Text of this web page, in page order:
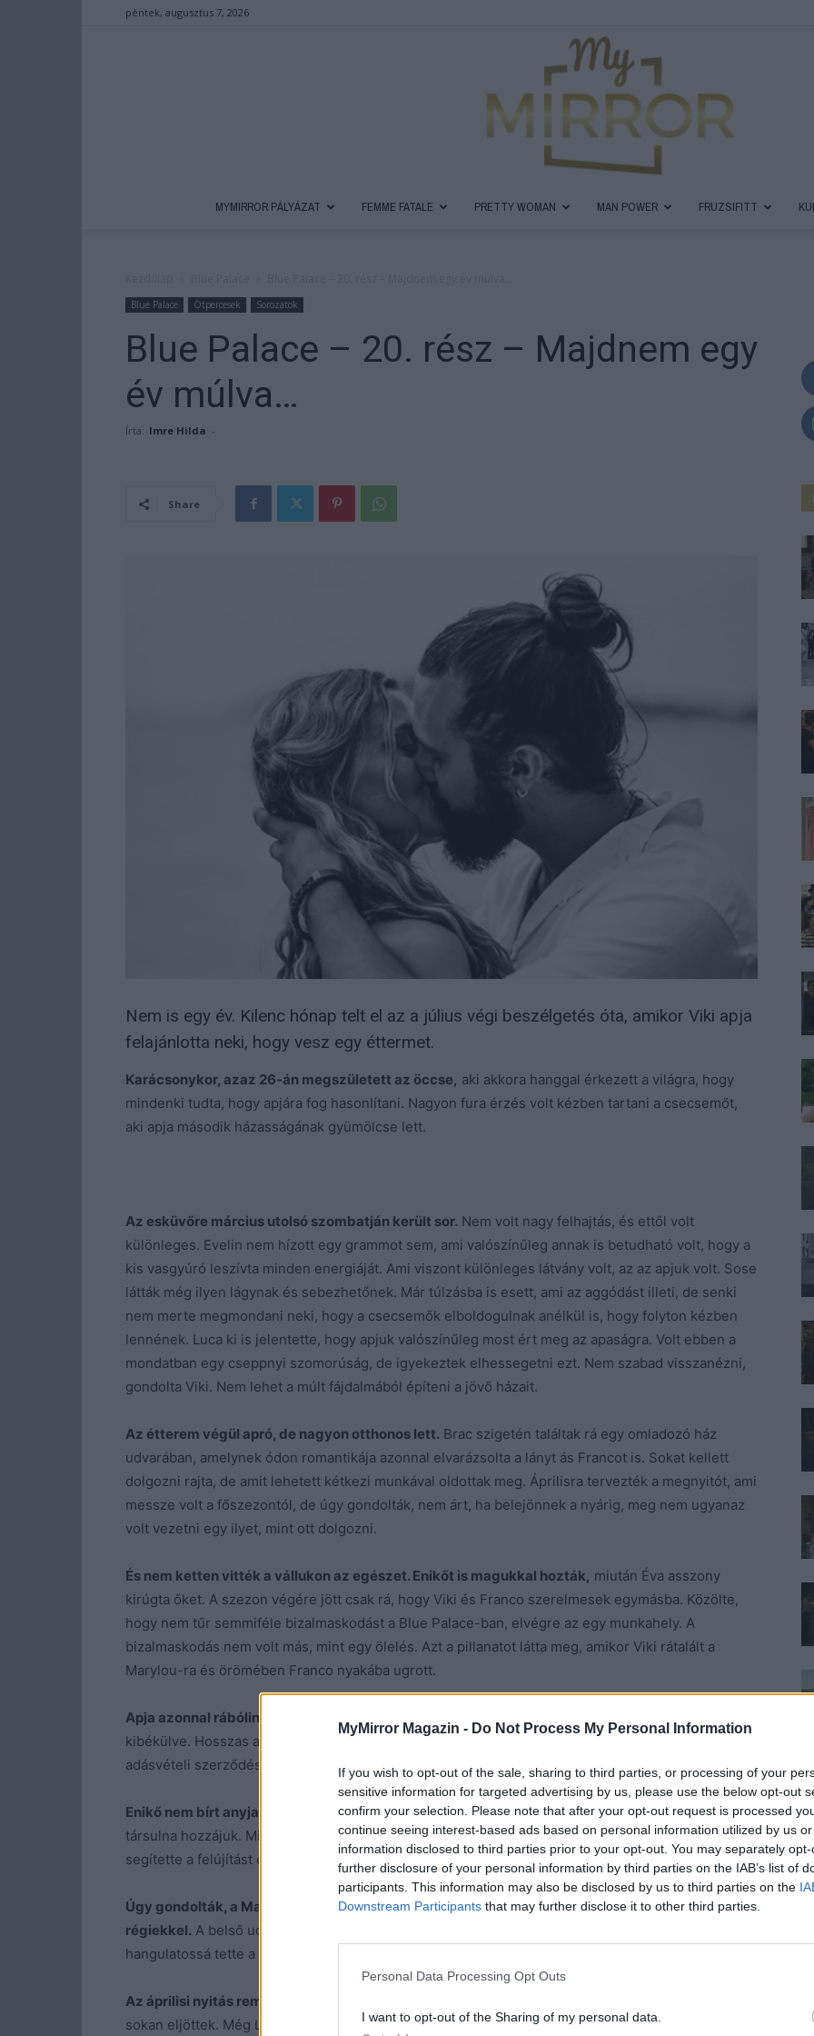
MyMirror Magazin - Do Not Process My Personal Information
If you wish to opt-out of the sale, sharing to third parties, or processing of your
sensitive information for targeted advertising by us, please use the below opt-out
confirm your selection. Please note that after your opt-out request is processed
continue seeing interest-based ads based on personal information utilized by us
information disclosed to third parties prior to your opt-out. You may separately
further disclosure of your personal information by third parties on the IAB’s list of
participants. This information may also be disclosed by us to third parties on the
Downstream Participants that may further disclose it to other third parties.
Personal Data Processing Opt Outs
I want to opt-out of the Sharing of my personal data.
péntek, augusztus 7, 2026
Magazin
MYMIRROR PÁLYÁZAT FEMME FATALE PRETTY WOMAN MAN POWER FRUZSIFITT
Blue Palace Ötpercesek Sorozatok
Blue Palace – 20. rész – Majdnem egy
év múlva…
Írta: Imre Hilda -
Share
Nem is egy év. Kilenc hónap telt el az a július végi beszélgetés óta, amikor Viki apja
felajánlotta neki, hogy vesz egy éttermet.
Karácsonykor, azaz 26-án megszületett az öccse, aki akkora hanggal érkezett a világra, hogy
mindenki tudta, hogy apjára fog hasonlítani. Nagyon fura érzés volt kézben tartani a csecsemőt,
aki apja második házasságának gyümölcse lett.
Az esküvőre március utolsó szombatján került sor. Nem volt nagy felhajtás, és ettől volt
különleges. Evelin nem hízott egy grammot sem, ami valószínűleg annak is betudható volt, hogy a
kis vasgyúró leszívta minden energiáját. Ami viszont különleges látvány volt, az az apjuk volt. Sose
látták még ilyen lágynak és sebezhetőnek. Már túlzásba is esett, ami az aggódást illeti, de senki
nem merte megmondani neki, hogy a csecsemők elboldogulnak anélkül is, hogy folyton kézben
lennének. Luca ki is jelentette, hogy apjuk valószínűleg most ért meg az apaságra. Volt ebben a
mondatban egy cseppnyi szomorúság, de igyekeztek elhessegetni ezt. Nem szabad visszanézni,
gondolta Viki. Nem lehet a múlt fájdalmából építeni a jövő házait.
Az étterem végül apró, de nagyon otthonos lett. Brac szigetén találtak rá egy omladozó ház
udvarában, amelynek ódon romantikája azonnal elvarázsolta a lányt ás Francot is. Sokat kellett
dolgozni rajta, de amit lehetett kétkezi munkával oldottak meg. Áprilisra tervezték a megnyitót, ami
messze volt a főszezontól, de úgy gondolták, nem árt, ha belejönnek a nyárig, meg nem ugyanaz
volt vezetni egy ilyet, mint ott dolgozni.
És nem ketten vitték a vállukon az egészet. Enikőt is magukkal hozták, miután Éva asszony
kirúgta őket. A szezon végére jött csak rá, hogy Viki és Franco szerelmesek egymásba. Közölte,
hogy nem tűr semmiféle bizalmaskodást a Blue Palace-ban, elvégre az egy munkahely. A
bizalmaskodás nem volt más, mint egy ölelés. Azt a pillanatot látta meg, amikor Viki rátalált a
Marylou-ra és örömében Franco nyakába ugrott.
Apja azonnal rábólintott.
kibékülve. Hosszas alkudozás után kifizette a helyet és Viki születésnapjára átnyújtotta az
adásvételi szerződést. A lány azt sem tudta, hová legyen örömében.
Enikő nem bírt anyja mellett maradni,és megkérdezte a szerelmespárt, mit szólnának, ha
társulna hozzájuk. Mivel mindketten kedvelték a lányt, azonnal igent mondtak. Az enyhe tél sokban
segítette a felújítást és a hely csinosítgatását.
Úgy gondolták, a Marylou olyan hely lesz, ami kortalan és elegyíti a modern elképzeléseket a
régiekkel. A belső udvar hűvössége, a lugas és a kőfalakon futó vadszőlő még inkább
hangulatossá tette a helyet.
Az áprilisi nyitás remekül sikerült,
sokan eljöttek. Még Luca is megérkezett a férjével meg a gyerekekkel. Mindentől el volt